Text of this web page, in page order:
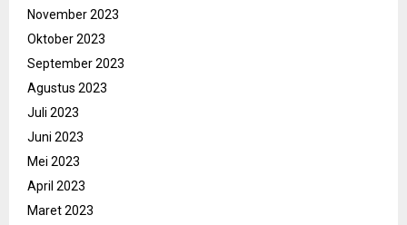
November 2023
Oktober 2023
September 2023
Agustus 2023
Juli 2023
Juni 2023
Mei 2023
April 2023
Maret 2023